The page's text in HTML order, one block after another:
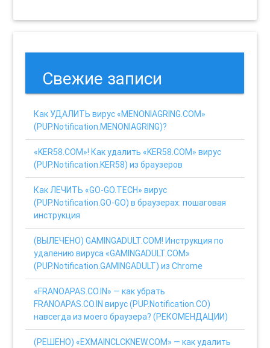
Свежие записи
Как УДАЛИТЬ вирус «MENONIAGRING.COM»
(PUP.Notification.MENONIAGRING)?
«KER58.COM»! Как удалить «KER58.COM» вирус
(PUP.Notification.KER58) из браузеров
Как ЛЕЧИТЬ «GO-GO.TECH» вирус
(PUP.Notification.GO-GO) в браузерах: пошаговая
инструкция
(ВЫЛЕЧЕНО) GAMINGADULT.COM! Инструкция по
удалению вируса «GAMINGADULT.COM»
(PUP.Notification.GAMINGADULT) из Chrome
«FRANOAPAS.CO.IN» — как убрать
FRANOAPAS.CO.IN вирус (PUP.Notification.CO)
навсегда из моего браузера? (РЕКОМЕНДАЦИИ)
(РЕШЕНО) «EXMAINCLCKNEW.COM» — как удалить